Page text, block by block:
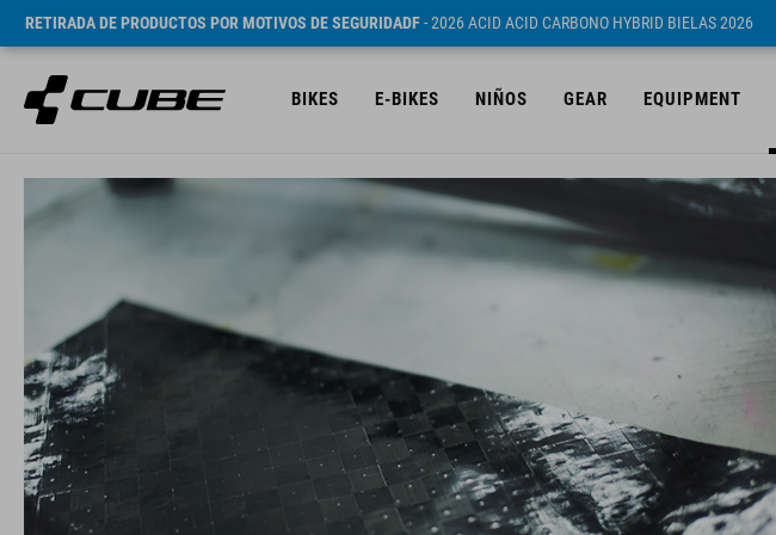
RETIRADA DE PRODUCTOS POR MOTIVOS DE SEGURIDADF- 2026 ACID ACID CARBONO HYBRID BIELAS 2026
BIKES E-BIKES NIÑOS GEAR EQUIPMENT